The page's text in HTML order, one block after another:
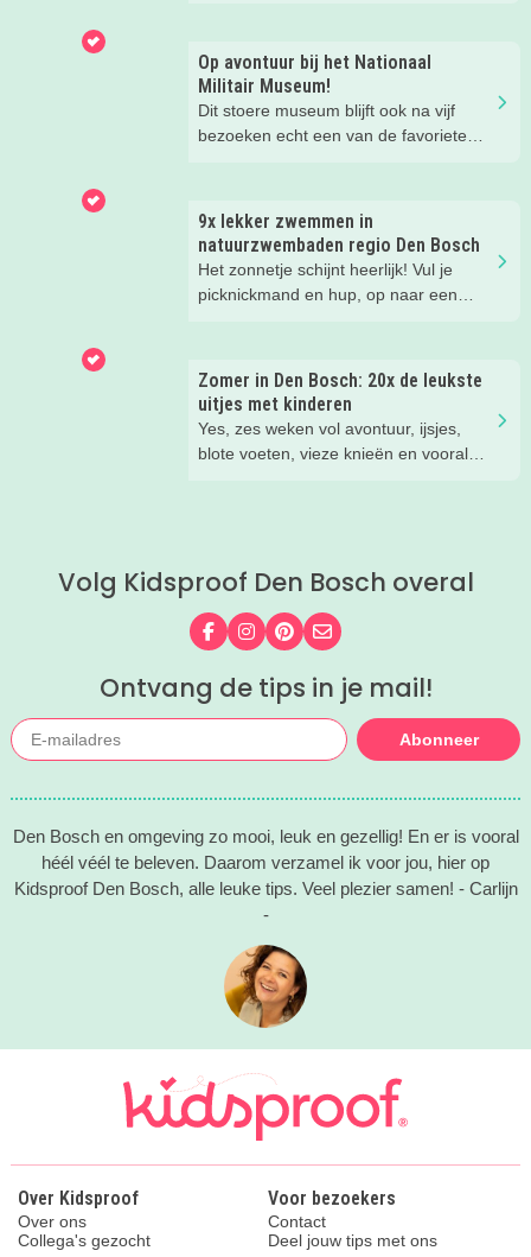
jeugdvoorstellingen, creatieve
workshops, straattheater en het
gezellige familieplein IK MAAK MEE.
Omdat er iedere dag zoveel te beleven
gezin past.
Op avontuur bij het Nationaal
Militair Museum!
Dit stoere museum blijft ook na vijf
bezoeken echt een van de favoriete
ze zo leuk vinden aan het NMM. ‘De
mega coole vliegtuigen overal’, ‘de
stormbaan buiten’, ‘de Xplore’ en het
'zelf in een mini-jeep rijden’. Voor ons
dus alle reden om nog een keer te
9x lekker zwemmen in
natuurzwembaden regio Den Bosch
Het zonnetje schijnt heerlijk! Vul je
picknickmand en hup, op naar een
het hele gezin. In het water, op het
strand, in de speeltuin of in het gras!
Tijd om lekker aftekoelen in het
zwemwater.
Zomer in Den Bosch: 20x de leukste
uitjes met kinderen
Yes, zes weken vol avontuur, ijsjes,
blote voeten, vieze knieën en vooral
voor je verzameld.
Volg Kidsproof Den Bosch overal
Volg ons op Facebook
Volg ons op Instagram
Volg ons op Pinterest
Mail ons
Ontvang de tips in je mail!
Abonneer
Den Bosch en omgeving zo mooi, leuk en gezellig! En er is vooral
héél véél te beleven. Daarom verzamel ik voor jou, hier op
Kidsproof Den Bosch, alle leuke tips. Veel plezier samen! - Carlijn
-
Over Kidsproof
Over ons
Collega's gezocht
Voor bezoekers
Contact
Deel jouw tips met ons